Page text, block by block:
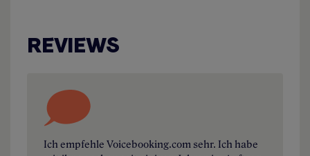
REVIEWS
Ich empfehle Voicebooking.com sehr. Ich habe